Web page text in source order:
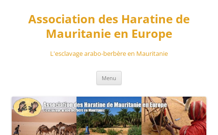
contenuAssociation des Haratine de
Mauritanie en Europe
L'esclavage arabo-berbère en Mauritanie
Menu